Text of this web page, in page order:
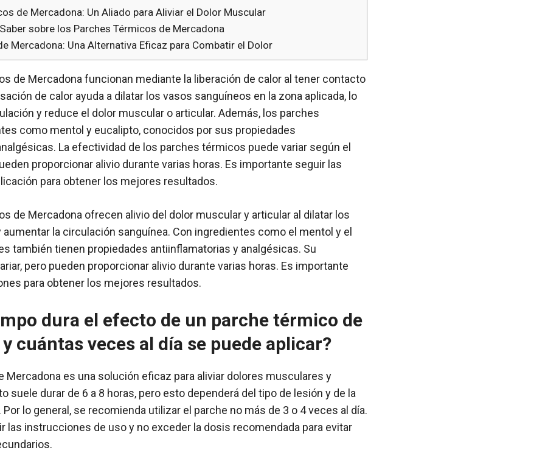
de Mercadona: Un Aliado para Aliviar el Dolor Muscular
sobre los Parches Térmicos de Mercadona
Mercadona: Una Alternativa Eficaz para Combatir el Dolor
de Mercadona funcionan mediante la liberación de calor al tener contacto
de calor ayuda a dilatar los vasos sanguíneos en la zona aplicada, lo
y reduce el dolor muscular o articular. Además, los parches
como mentol y eucalipto, conocidos por sus propiedades
La efectividad de los parches térmicos puede variar según el
proporcionar alivio durante varias horas. Es importante seguir las
para obtener los mejores resultados.
de Mercadona ofrecen alivio del dolor muscular y articular al dilatar los
la circulación sanguínea. Con ingredientes como el mentol y el
también tienen propiedades antiinflamatorias y analgésicas. Su
pero pueden proporcionar alivio durante varias horas. Es importante
para obtener los mejores resultados.
dura el efecto de un parche térmico de
cuántas veces al día se puede aplicar?
Mercadona es una solución eficaz para aliviar dolores musculares y
suele durar de 6 a 8 horas, pero esto dependerá del tipo de lesión y de la
lo general, se recomienda utilizar el parche no más de 3 o 4 veces al día.
las instrucciones de uso y no exceder la dosis recomendada para evitar